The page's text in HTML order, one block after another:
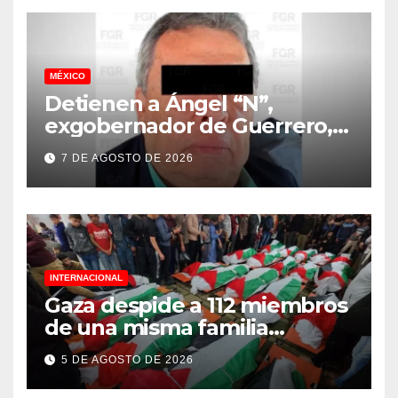
MÉXICO
Detienen a Ángel “N”,
exgobernador de Guerrero,
vinculado a la desaparición
de los 43 normalistas de
Ayotzinapa
7 DE AGOSTO DE 2026
INTERNACIONAL
Gaza despide a 112 miembros
de una misma familia
asesinados durante el
genocidio
5 DE AGOSTO DE 2026